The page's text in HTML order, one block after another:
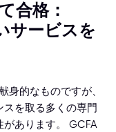
合格：
サービスを
身的なものですが、
を取る多くの専門
あります。 GCFA